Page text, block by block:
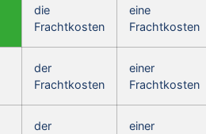
die
Frachtkosten
eine
Frachtkosten
der
Frachtkosten
einer
Frachtkosten
der
einer